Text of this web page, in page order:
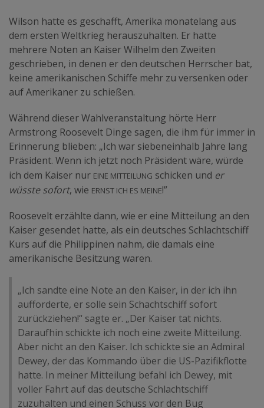
Wilson hatte es geschafft, Amerika monatelang aus
dem ersten Weltkrieg herauszuhalten. Er hatte
mehrere Noten an Kaiser Wilhelm den Zweiten
geschrieben, in denen er den deutschen Herrscher bat,
keine amerikanischen Schiffe mehr zu versenken oder
auf Amerikaner zu schießen.
Während dieser Wahlveranstaltung hörte Herr
Armstrong Roosevelt Dinge sagen, die ihm für immer in
Erinnerung blieben: „Ich war siebeneinhalb Jahre lang
Präsident. Wenn ich jetzt noch Präsident wäre, würde
ich dem Kaiser nur eine Mitteilung schicken und er
wüsste sofort, wie ernst ich es meine!”
Roosevelt erzählte dann, wie er eine Mitteilung an den
Kaiser gesendet hatte, als ein deutsches Schlachtschiff
Kurs auf die Philippinen nahm, die damals eine
amerikanische Besitzung waren.
„Ich sandte eine Note an den Kaiser, in der ich ihn
aufforderte, er solle sein Schachtschiff sofort
zurückziehen!“ sagte er. „Der Kaiser tat nichts.
Daraufhin schickte ich noch eine zweite Mitteilung.
Aber nicht an den Kaiser. Ich schickte sie an Admiral
Dewey, der das Kommando über die US-Pazifikflotte
hatte. In meiner Mitteilung befahl ich Dewey, mit
voller Fahrt auf das deutsche Schlachtschiff
zuzuhalten und einen Schuss vor den Bug